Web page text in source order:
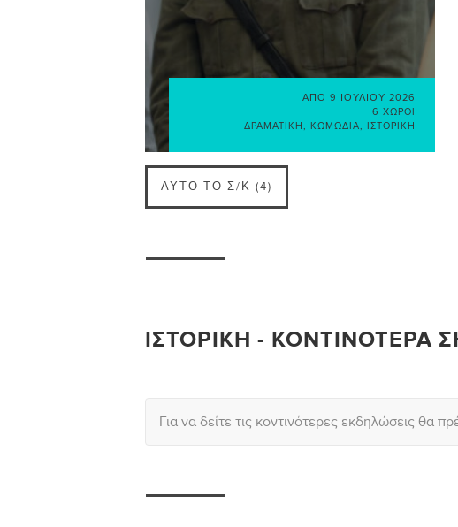
ΑΠΌ 9 ΙΟΥΛΊΟΥ 2026
6 ΧΏΡΟΙ
ΔΡΑΜΑΤΙΚΉ
ΚΩΜΩΔΊΑ ΙΣΤΟΡΙΚΉ
ΑΥΤΌ ΤΟ Σ/Κ (4)
ΙΣΤΟΡΙΚΉ - ΚΟΝΤΙΝΌΤΕΡΑ
Για να δείτε τις κοντινότερες εκδηλώσεις θα